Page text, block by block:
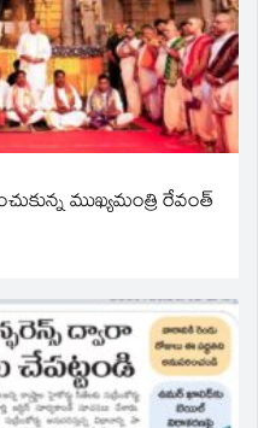
ముఖ్యమంత్రి రేవంత్